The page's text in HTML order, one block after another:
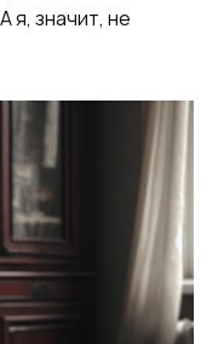
я, значит, не